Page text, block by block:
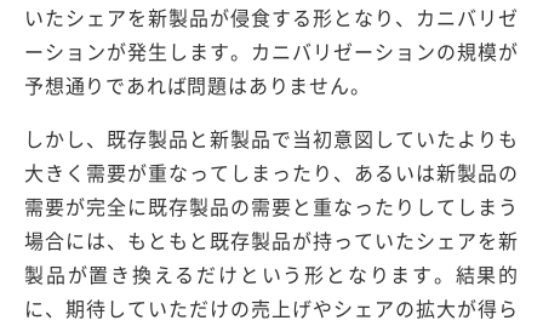
いたシェアを新製品が侵食する形となり、カニバリゼ
ーションが発生します。カニバリゼーションの規模が
予想通りであれば問題はありません。
しかし、既存製品と新製品で当初意図していたよりも
大きく需要が重なってしまったり、あるいは新製品の
需要が完全に既存製品の需要と重なったりしてしまう
場合には、もともと既存製品が持っていたシェアを新
製品が置き換えるだけという形となります。結果的
に、期待していただけの売上げやシェアの拡大が得ら